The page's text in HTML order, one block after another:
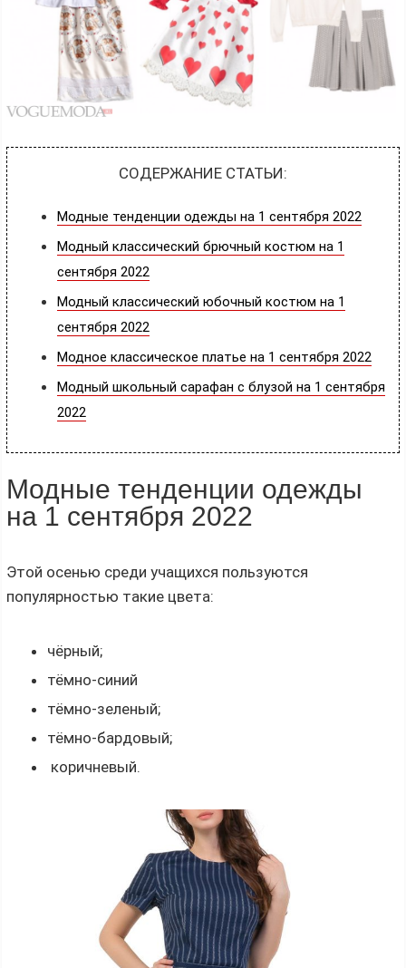
СОДЕРЖАНИЕ СТАТЬИ:
Модные тенденции одежды на 1 сентября 2022
Модный классический брючный костюм на 1
сентября 2022
Модный классический юбочный костюм на 1
сентября 2022
Модное классическое платье на 1 сентября 2022
Модный школьный сарафан с блузой на 1 сентября
2022
Модные тенденции одежды
на 1 сентября 2022
Этой осенью среди учащихся пользуются
популярностью такие цвета:
чёрный;
тёмно-синий
тёмно-зеленый;
тёмно-бардовый;
коричневый.